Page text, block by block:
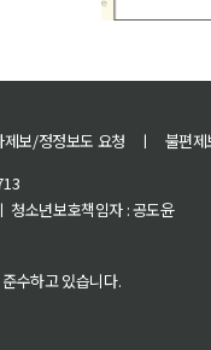
제보/정정보도 요청 ㅣ 불편제
청소년보호책임자 : 공도윤
수하고 있습니다.